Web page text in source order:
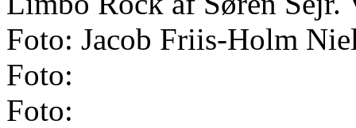
Foto: Jacob Friis-Holm
Foto:
Foto: